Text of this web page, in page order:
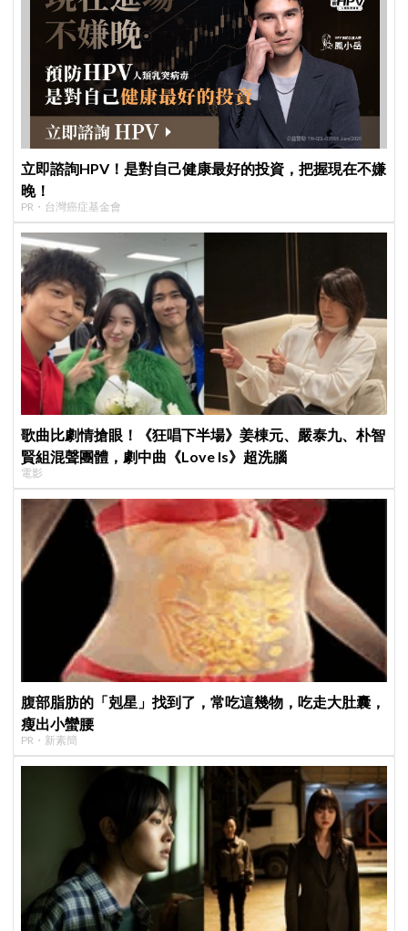
立即諮詢HPV！是對自己健康最好的投資，把握現在不嫌
晚！
PR・台灣癌症基金會
歌曲比劇情搶眼！《狂唱下半場》姜棟元、嚴泰九、朴智
賢組混聲團體，劇中曲《Love Is》超洗腦
電影
腹部脂肪的「剋星」找到了，常吃這幾物，吃走大肚囊，
瘦出小蠻腰
PR・新素簡